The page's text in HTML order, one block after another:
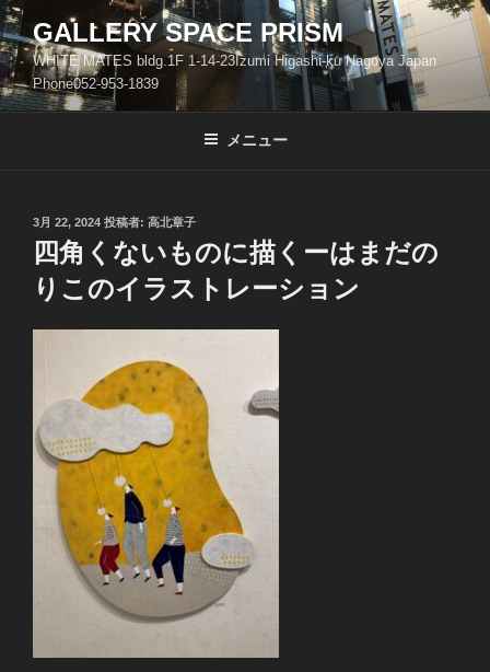
コ
ン
テ
ン
ツ
GALLERY SPACE PRISM
WHITE MATES bldg.1F 1-14-23Izumi Higashi-ku Nagoya Japan
Phone052-953-1839
メニュー
投
稿
日:
3月 22, 2024 投稿者: 高北章子
四角くないものに描くーはまだの
りこのイラストレーション